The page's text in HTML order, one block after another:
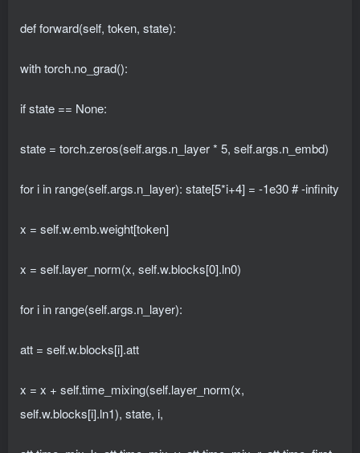
def forward(self, token, state):
with torch.no_grad():
if state == None:
state = torch.zeros(self.args.n_layer * 5, self.args.n_embd)
for i in range(self.args.n_layer): state[5*i+4] = -1e30 # -infinity
x = self.w.emb.weight[token]
x = self.layer_norm(x, self.w.blocks[0].ln0)
for i in range(self.args.n_layer):
att = self.w.blocks[i].att
x = x + self.time_mixing(self.layer_norm(x,
self.w.blocks[i].ln1), state, i,